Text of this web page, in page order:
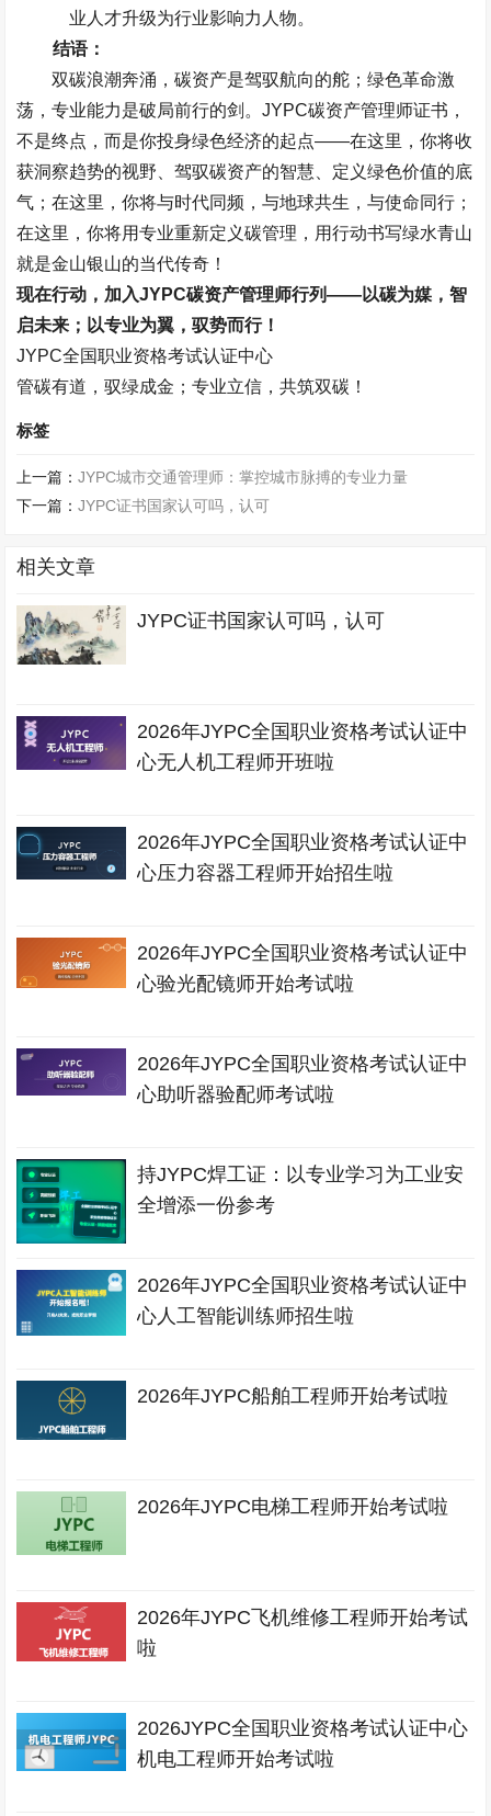
业人才升级为行业影响力人物。
结语：
双碳浪潮奔涌，碳资产是驾驭航向的舵；绿色革命激
荡，专业能力是破局前行的剑。JYPC碳资产管理师证书，
不是终点，而是你投身绿色经济的起点——在这里，你将收
获洞察趋势的视野、驾驭碳资产的智慧、定义绿色价值的底
气；在这里，你将与时代同频，与地球共生，与使命同行；
在这里，你将用专业重新定义碳管理，用行动书写绿水青山
就是金山银山的当代传奇！
现在行动，加入JYPC碳资产管理师行列——以碳为媒，智
启未来；以专业为翼，驭势而行！
JYPC全国职业资格考试认证中心
管碳有道，驭绿成金；专业立信，共筑双碳！
标签
上一篇：JYPC城市交通管理师：掌控城市脉搏的专业力量
下一篇：JYPC证书国家认可吗，认可
相关文章
JYPC证书国家认可吗，认可
2026年JYPC全国职业资格考试认证中
心无人机工程师开班啦
2026年JYPC全国职业资格考试认证中
心压力容器工程师开始招生啦
2026年JYPC全国职业资格考试认证中
心验光配镜师开始考试啦
2026年JYPC全国职业资格考试认证中
心助听器验配师考试啦
持JYPC焊工证：以专业学习为工业安
全增添一份参考
2026年JYPC全国职业资格考试认证中
心人工智能训练师招生啦
2026年JYPC船舶工程师开始考试啦
2026年JYPC电梯工程师开始考试啦
2026年JYPC飞机维修工程师开始考试
啦
2026JYPC全国职业资格考试认证中心
机电工程师开始考试啦